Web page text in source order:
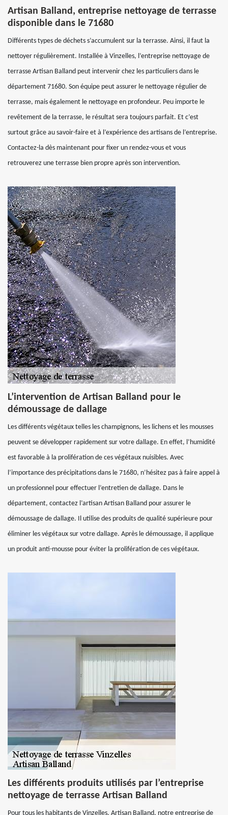
Artisan Balland, entreprise nettoyage de terrasse
disponible dans le 71680
Différents types de déchets s’accumulent sur la terrasse. Ainsi, il faut la
nettoyer régulièrement. Installée à Vinzelles, l’entreprise nettoyage de
terrasse Artisan Balland peut intervenir chez les particuliers dans le
département 71680. Son équipe peut assurer le nettoyage régulier de
terrasse, mais également le nettoyage en profondeur. Peu importe le
revêtement de la terrasse, le résultat sera toujours parfait. Et c’est
surtout grâce au savoir-faire et à l’expérience des artisans de l’entreprise.
Contactez-la dès maintenant pour fixer un rendez-vous et vous
retrouverez une terrasse bien propre après son intervention.
L’intervention de Artisan Balland pour le
démoussage de dallage
Les différents végétaux telles les champignons, les lichens et les mousses
peuvent se développer rapidement sur votre dallage. En effet, l’humidité
est favorable à la prolifération de ces végétaux nuisibles. Avec
l’importance des précipitations dans le 71680, n’hésitez pas à faire appel à
un professionnel pour effectuer l’entretien de dallage. Dans le
département, contactez l’artisan Artisan Balland pour assurer le
démoussage de dallage. Il utilise des produits de qualité supérieure pour
éliminer les végétaux sur votre dallage. Après le démoussage, il applique
un produit anti-mousse pour éviter la prolifération de ces végétaux.
Les différents produits utilisés par l’entreprise
nettoyage de terrasse Artisan Balland
Pour tous les habitants de Vinzelles, Artisan Balland, notre entreprise de